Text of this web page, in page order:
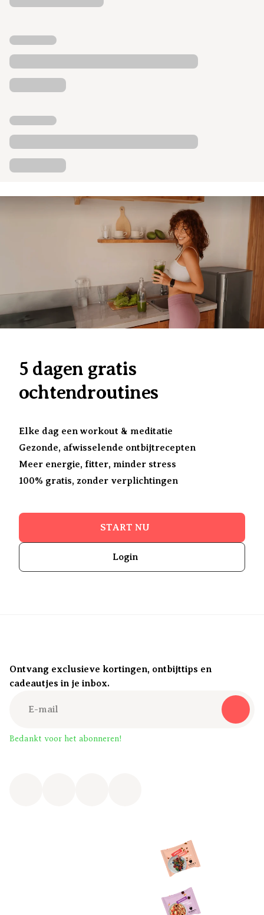
5 dagen gratis
ochtendroutines
Elke dag een workout & meditatie
Gezonde, afwisselende ontbijtrecepten
Meer energie, fitter, minder stress
100% gratis, zonder verplichtingen
START NU
Login
Ontvang exclusieve kortingen, ontbijttips en
cadeautjes in je inbox.
Bedankt voor het abonneren!